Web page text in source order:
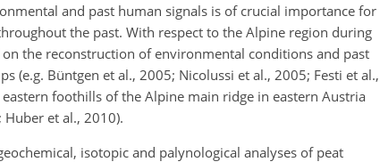
and past human signals is of crucial importance for
the past. With respect to the Alpine region during
the reconstruction of environmental conditions and past
(e.g. Büntgen et al., 2005; Nicolussi et al., 2005; Festi et al.,
foothills of the Alpine main ridge in eastern Austria
et al., 2010).
isotopic and palynological analyses of peat